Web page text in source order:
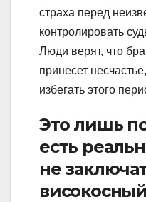
страха перед
контролировать
Люди верят, что
принесет
избегать этого
Это лишь
есть
не